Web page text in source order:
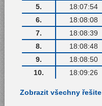
5.
18:07:54
6.
18:08:08
7.
18:08:39
8.
18:08:48
9.
18:08:50
10.
18:09:26
Zobrazit všechny